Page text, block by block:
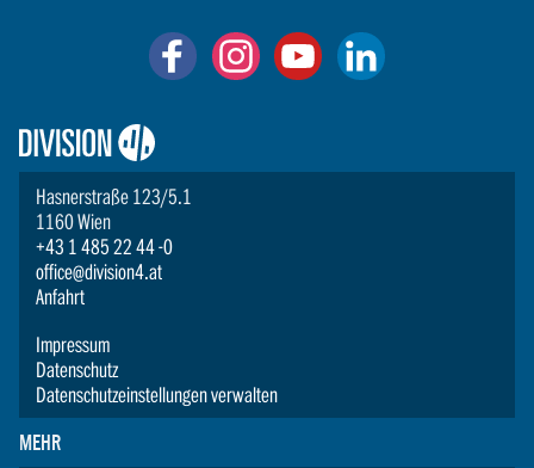
Logo:
Division4
Hasnerstraße 123/5.1
1160 Wien
+43 1 485 22 44 -0
office@division4.at
Anfahrt
Impressum
Datenschutz
Datenschutzeinstellungen verwalten
MEHR